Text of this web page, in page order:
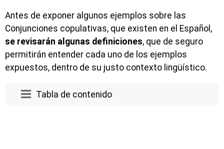
Antes de exponer algunos ejemplos sobre las
Conjunciones copulativas, que existen en el Español,
se revisarán algunas definiciones, que de seguro
permitirán entender cada uno de los ejemplos
expuestos, dentro de su justo contexto lingüístico.
Tabla de contenido